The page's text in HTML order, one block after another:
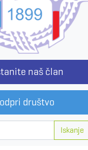
naš član
društvo
Iskanje